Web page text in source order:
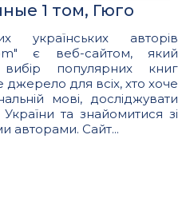
1 том, Гюго
українських авторів
є веб-сайтом, який
популярних книг
для всіх, хто хоче
мові, досліджувати
України та знайомитися зі
авторами. Сайт...